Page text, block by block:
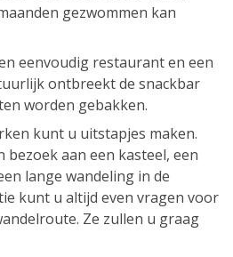
gezwommen kan
eenvoudig restaurant en een
ontbreekt de snackbar
worden gebakken.
kunt u uitstapjes maken.
aan een kasteel, een
lange wandeling in de
kunt u altijd even vragen voor
Ze zullen u graag